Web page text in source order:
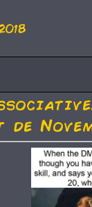
de